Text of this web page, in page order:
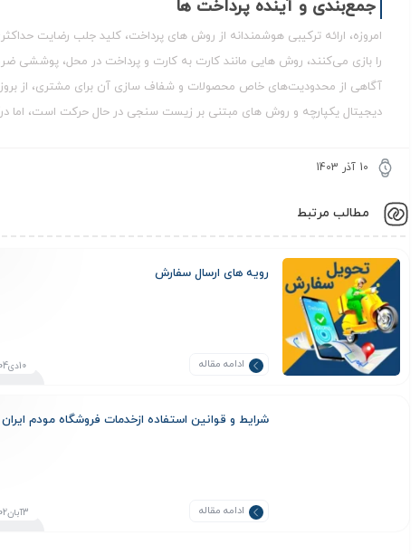
جمع‌بندی و آینده پرداخت‌ ها
امروزه، ارائه ترکیبی هوشمندانه از روش‌ های پرداخت، کلید جلب رضایت
را بازی می‌کنند، روش‌ هایی مانند کارت به کارت و پرداخت در محل، پوششی
آگاهی از محدودیت‌های خاص محصولات و شفاف‌ سازی آن برای مشتری، از
دیجیتال یکپارچه و روش‌ های مبتنی بر زیست‌ سنجی در حال حرکت است،
10 آذر 1403
مطالب مرتبط
رویه های ارسال سفارش
ادامه مقاله 10دی1404
شرایط و قوانین استفاده ازخدمات فروشگاه مودم ایران
ادامه مقاله 3آبان1402